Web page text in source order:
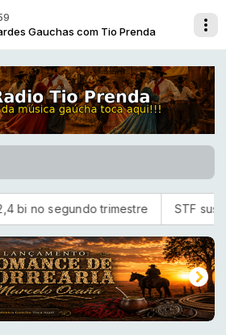
Gauchas com Tio Prenda
Estilo [Álvaro Feliciani]
Caminhos do Rio Grande com Voltencir
bi no segundo trimestre STF